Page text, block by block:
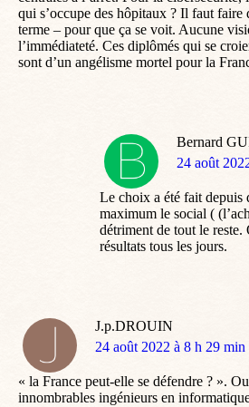
qui s’occupe des hôpitaux ? Il faut faire
terme – pour que ça se voit. Aucune
l’immédiateté. Ces diplômés qui se
sont d’un angélisme mortel pour la
Bernard
dit
24 août
Le choix a été fait depuis
maximum le social (
détriment de tout le reste.
résultats tous les jours.
J.p.DROUIN
dit
24 août 2022 à 8 h 29 min
« la France peut-elle se défendre ? ».
innombrables ingénieurs en